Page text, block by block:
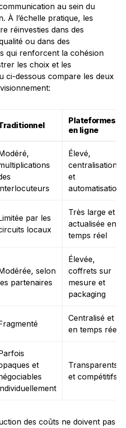
au sein du
À l’échelle pratique, les
réinvesties dans des
ou dans des
qui renforcent la cohésion
les choix et les
ci-dessous compare les deux
Plateformes
en ligne
Élevé,
centralisation
et
automatisation
par les
locaux
Très large et
actualisée en
temps réel
selon
partenaires
Élevée,
coffrets sur
mesure et
packaging
Centralisé et
en temps réel
et
Transparents
et compétitifs
des coûts ne doivent pas